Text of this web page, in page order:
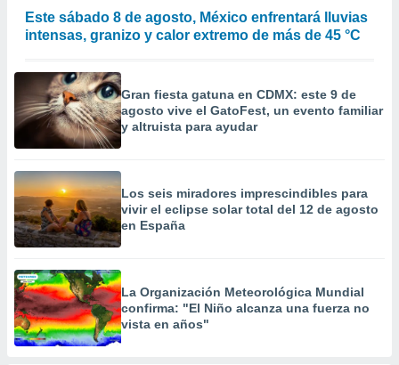
Este sábado 8 de agosto, México enfrentará lluvias
intensas, granizo y calor extremo de más de 45 °C
Gran fiesta gatuna en CDMX: este 9 de
agosto vive el GatoFest, un evento familiar
y altruista para ayudar
Los seis miradores imprescindibles para
vivir el eclipse solar total del 12 de agosto
en España
La Organización Meteorológica Mundial
confirma: "El Niño alcanza una fuerza no
vista en años"